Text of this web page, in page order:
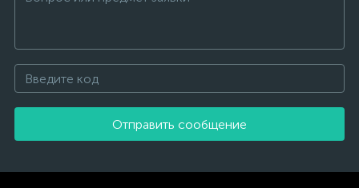
Отправить сообщение